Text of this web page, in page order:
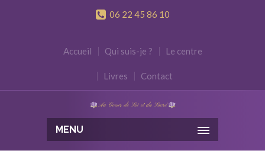
06 22 45 86 10
Accueil Qui suis-je ? Le centre
Livres Contact
MENU